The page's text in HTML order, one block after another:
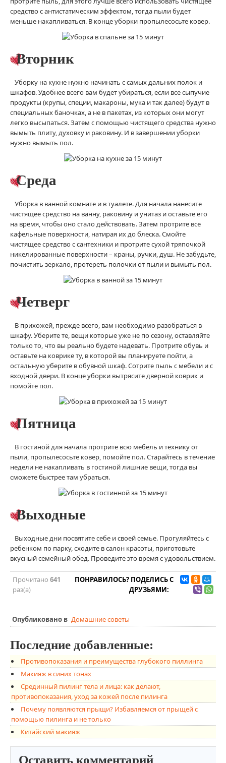
средство с антистатическим эффектом, тогда пыли будет
меньше накапливаться. В конце уборки пропылесосьте ковер.
Вторник
Уборку на кухне нужно начинать с самых дальних полок и
шкафов. Удобнее всего вам будет убираться, если все сыпучие
продукты (крупы, специи, макароны, мука и так далее) будут в
специальных баночках, а не в пакетах, из которых они могут
легко высыпаться. Затем с помощью чистящего средства нужно
вымыть плиту, духовку и раковину. И в завершении уборки
нужно вымыть пол.
Среда
Уборка в ванной комнате и в туалете. Для начала нанесите
чистящее средство на ванну, раковину и унитаз и оставьте его
на время, чтобы оно стало действовать. Затем протрите все
кафельные поверхности, натирая их до блеска. Смойте
чистящее средство с сантехники и протрите сухой тряпочкой
никелированные поверхности – краны, ручки, душ. Не забудьте,
почистить зеркало, протереть полочки от пыли и вымыть пол.
Четверг
В прихожей, прежде всего, вам необходимо разобраться в
шкафу. Уберите те, вещи которые уже не по сезону, оставляйте
только то, что вы реально будете надевать. Протрите обувь и
оставьте на коврике ту, в которой вы планируете пойти, а
остальную уберите в обувной шкаф. Сотрите пыль с мебели и с
входной двери. В конце уборки вытрясите дверной коврик и
помойте пол.
Пятница
В гостиной для начала протрите всю мебель и технику от
пыли, пропылесосьте ковер, помойте пол. Старайтесь в течение
недели не накапливать в гостиной лишние вещи, тогда вы
сможете быстрее там убраться.
Выходные
Выходные дни посвятите себе и своей семье. Прогуляйтесь с
ребенком по парку, сходите в салон красоты, приготовьте
вкусный семейный обед. Проведите это время с удовольствием.
Прочитано 641
раз(а)
ПОНРАВИЛОСЬ? ПОДЕЛИСЬ С
ДРУЗЬЯМИ:
Опубликовано в Домашние советы
Последние добавленные:
Противопоказания и преимущества глубокого пиллинга
Макияж в синих тонах
Срединный пилинг тела и лица: как делают,
противопоказания, уход за кожей после пилинга
Почему появляются прыщи? Избавляемся от прыщей с
помощью пилинга и не только
Китайский макияж
Оставить комментарий